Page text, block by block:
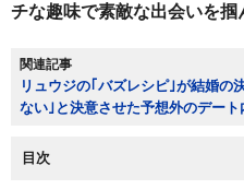
チな趣味で素敵な出会いを
関連記事
リュウジの｢バズレシピ｣が結婚
ない｣と決意させた予想外のデート
目次